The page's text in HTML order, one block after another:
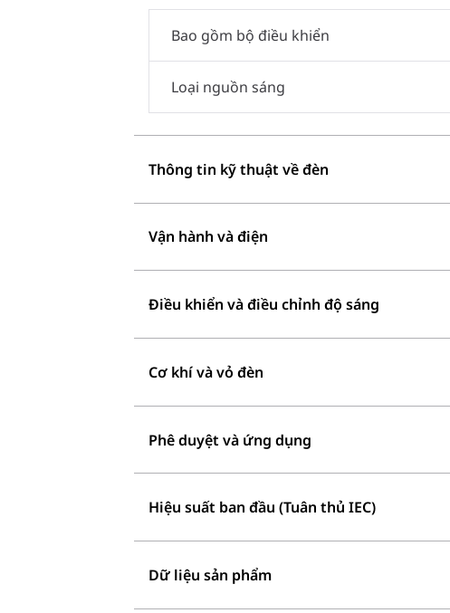
Bao gồm bộ điều khiển
Loại nguồn sáng
Thông tin kỹ thuật về đèn
Vận hành và điện
Điều khiển và điều chỉnh độ sáng
Cơ khí và vỏ đèn
Phê duyệt và ứng dụng
Hiệu suất ban đầu (Tuân thủ IEC)
Dữ liệu sản phẩm